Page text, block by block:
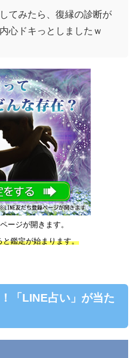
てみたら、 復縁の診断が
内心ドキっとしましたｗ
ージが開きます。
と鑑定が始まります。
「LINE占い」が当た